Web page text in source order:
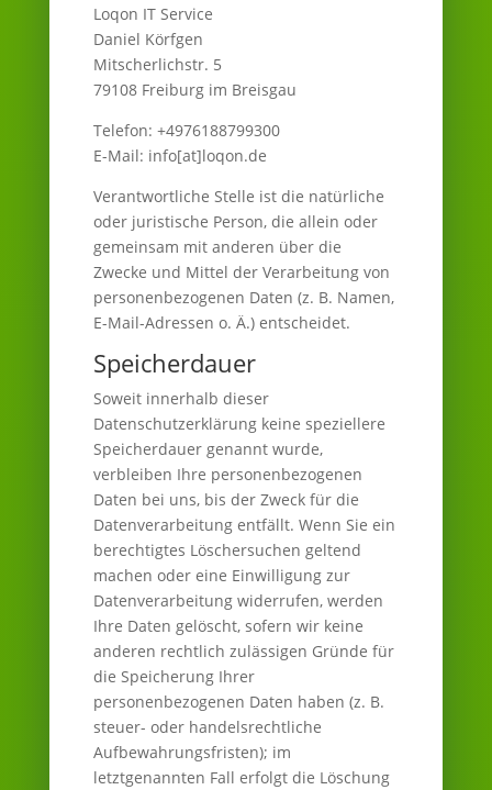
Loqon IT Service
Daniel Körfgen
Mitscherlichstr. 5
79108 Freiburg im Breisgau
Telefon: +4976188799300
E-Mail: info[at]loqon.de
Verantwortliche Stelle ist die natürliche
oder juristische Person, die allein oder
gemeinsam mit anderen über die
Zwecke und Mittel der Verarbeitung von
personenbezogenen Daten (z. B. Namen,
E-Mail-Adressen o. Ä.) entscheidet.
Speicherdauer
Soweit innerhalb dieser
Datenschutzerklärung keine speziellere
Speicherdauer genannt wurde,
verbleiben Ihre personenbezogenen
Daten bei uns, bis der Zweck für die
Datenverarbeitung entfällt. Wenn Sie ein
berechtigtes Löschersuchen geltend
machen oder eine Einwilligung zur
Datenverarbeitung widerrufen, werden
Ihre Daten gelöscht, sofern wir keine
anderen rechtlich zulässigen Gründe für
die Speicherung Ihrer
personenbezogenen Daten haben (z. B.
steuer- oder handelsrechtliche
Aufbewahrungsfristen); im
letztgenannten Fall erfolgt die Löschung